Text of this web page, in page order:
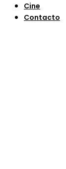
Cine
Contacto